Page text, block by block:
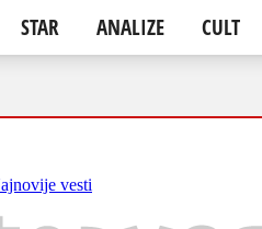
STAR ANALIZE CULT